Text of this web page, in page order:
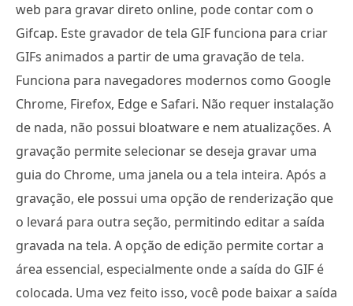
web para gravar direto online, pode contar com o
Gifcap. Este gravador de tela GIF funciona para criar
GIFs animados a partir de uma gravação de tela.
Funciona para navegadores modernos como Google
Chrome, Firefox, Edge e Safari. Não requer instalação
de nada, não possui bloatware e nem atualizações. A
gravação permite selecionar se deseja gravar uma
guia do Chrome, uma janela ou a tela inteira. Após a
gravação, ele possui uma opção de renderização que
o levará para outra seção, permitindo editar a saída
gravada na tela. A opção de edição permite cortar a
área essencial, especialmente onde a saída do GIF é
colocada. Uma vez feito isso, você pode baixar a saída